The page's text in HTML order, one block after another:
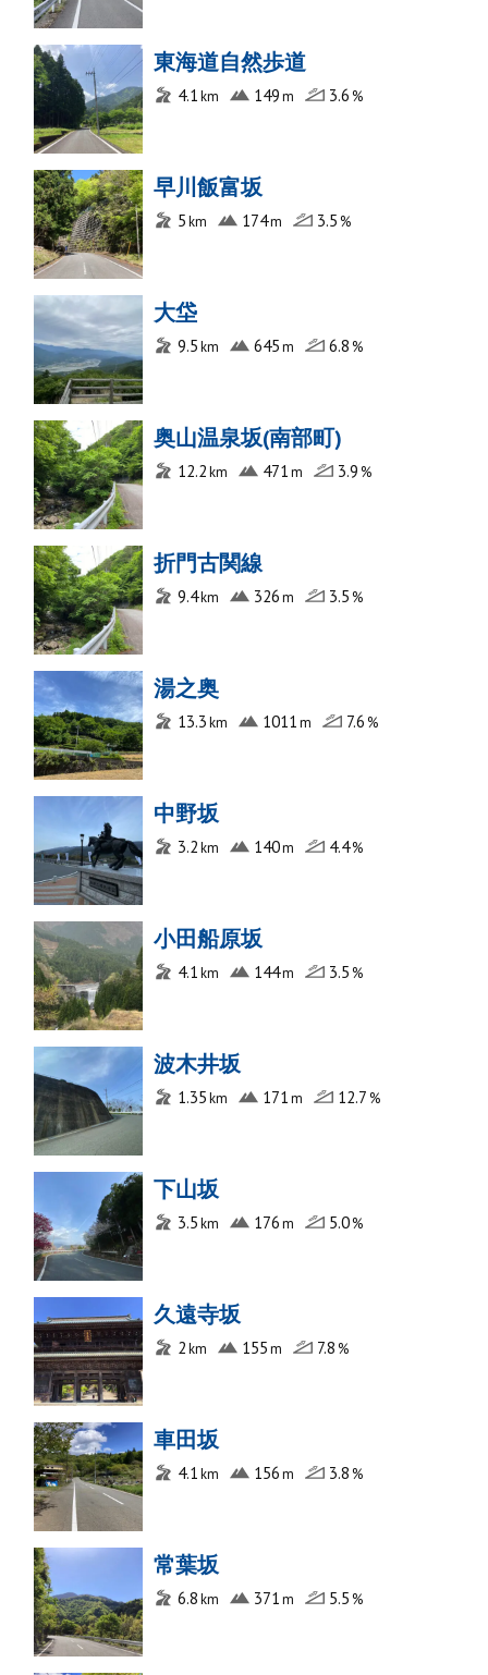
東海道自然歩道
4.1 149 3.6
早川飯富坂
5 174 3.5
大垈
9.5 645 6.8
奥山温泉坂(南部町)
12.2 471 3.9
折門古関線
9.4 326 3.5
湯之奥
13.3 1011 7.6
中野坂
3.2 140 4.4
小田船原坂
4.1 144 3.5
波木井坂
1.35 171 12.7
下山坂
3.5 176 5.0
久遠寺坂
2 155 7.8
車田坂
4.1 156 3.8
常葉坂
6.8 371 5.5